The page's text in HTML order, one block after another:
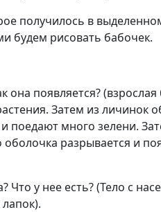
получилось в
будем рисовать бабочек.
она появляется? (взрослая
Затем из личинок
много зелени.
оболочка разрывается и
Что у нее есть? (Тело с